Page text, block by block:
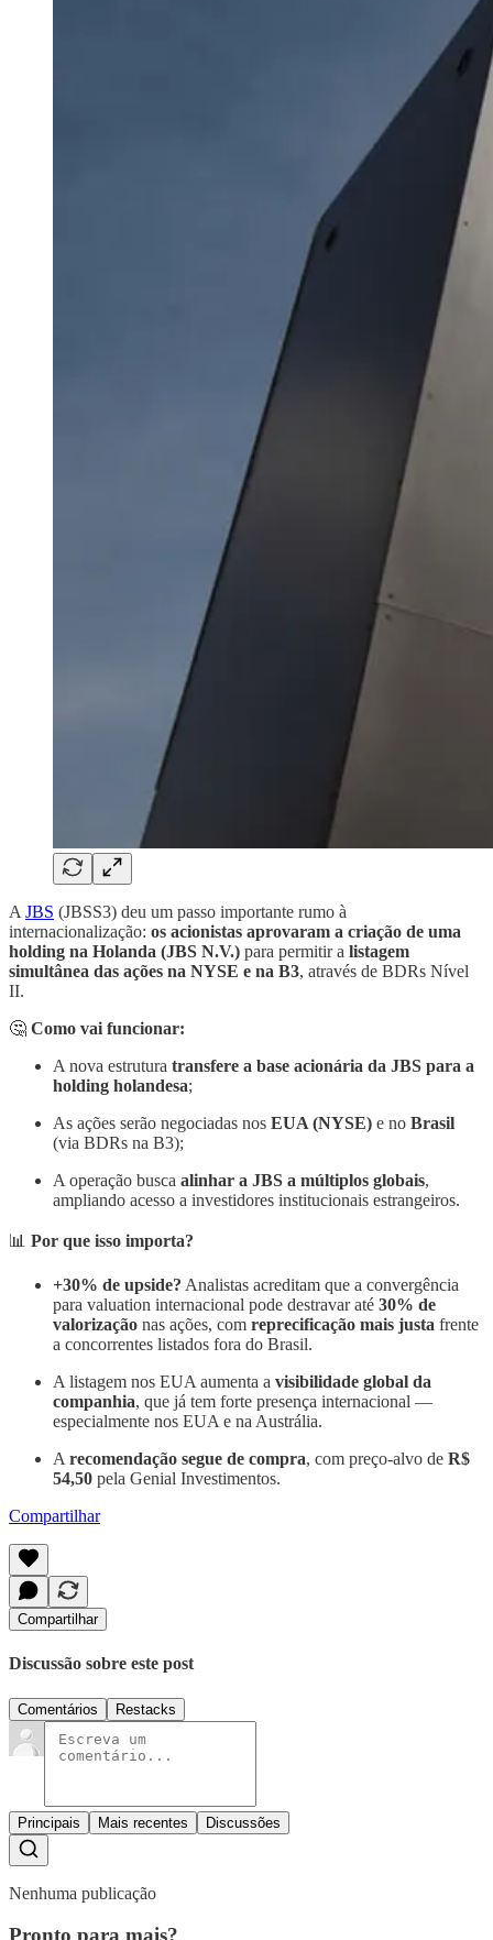
A JBS (JBSS3) deu um passo importante rumo à
internacionalização: os acionistas aprovaram a criação de uma
holding na Holanda (JBS N.V.) para permitir a listagem
simultânea das ações na NYSE e na B3, através de BDRs Nível
II.
🤔 Como vai funcionar:
A nova estrutura transfere a base acionária da JBS para a
holding holandesa;
As ações serão negociadas nos EUA (NYSE) e no Brasil
(via BDRs na B3);
A operação busca alinhar a JBS a múltiplos globais,
ampliando acesso a investidores institucionais estrangeiros.
📊 Por que isso importa?
+30% de upside? Analistas acreditam que a convergência
para valuation internacional pode destravar até 30% de
valorização nas ações, com reprecificação mais justa frente
a concorrentes listados fora do Brasil.
A listagem nos EUA aumenta a visibilidade global da
companhia, que já tem forte presença internacional —
especialmente nos EUA e na Austrália.
A recomendação segue de compra, com preço-alvo de R$
54,50 pela Genial Investimentos.
Compartilhar
Compartilhar
Discussão sobre este post
Comentários Restacks
Principais Mais recentes Discussões
Nenhuma publicação